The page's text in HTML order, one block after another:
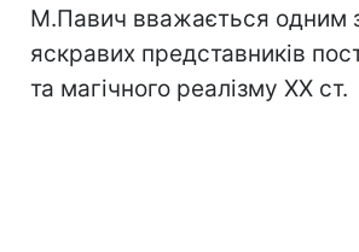
М.Павич вважається одним
яскравих представників
та магічного реалізму XX ст.